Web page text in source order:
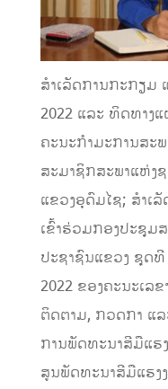
ສໍາເລັດການກະກຽມ
2022 ແລະ ທິດທາງ
ຄະນະກໍາມະການສະ
ສະມາຊິກສະພາແຫ່ງ
ແຂວງອຸດົມໄຊ; ສໍາເ
ເຂົ້າຮ່ວມກອງປະຊຸມ
ປະຊາຊົນແຂວງ ຊຸດ
2022 ຂອງຄະນະເລ
ຕິດຕາມ, ກວດກາ ແ
ການພັດທະນາສີມືແຮ
ສູນພັດທະນາສີມືແຮງ